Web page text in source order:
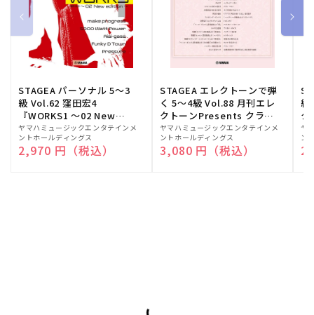
STAGEA パーソナル 5～3
級 Vol.62 窪田宏4
『WORKS1 ～02 New
edition～』
販
売
元:
ヤマハミュージックエンタテインメ
ントホールディングス
通常価格
2,970 円（税込）
STAGEA エレクトーンで弾
く 5～4級 Vol.88 月刊エレ
クトーンPresents クラシ
ック名曲集
販
売
元:
ヤマハミュージックエンタテインメ
ントホールディングス
通常価格
3,080 円（税込）
級
ク
販
売
元:
ヤ
ン